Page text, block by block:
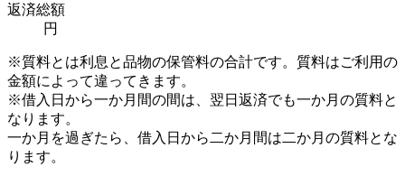
返済総額
円
※質料とは利息と品物の保管料の合計です。質料はご利用の
金額によって違ってきます。
※借入日から一か月間の間は、翌日返済でも一か月の質料と
なります。
一か月を過ぎたら、借入日から二か月間は二か月の質料とな
ります。